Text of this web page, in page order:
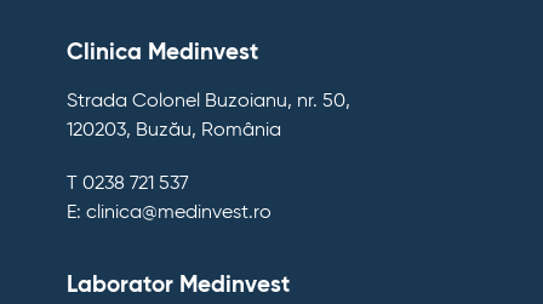
Clinica Medinvest
Strada Colonel Buzoianu, nr. 50,
120203, Buzău, România
T 0238 721 537
E: clinica@medinvest.ro
Laborator Medinvest